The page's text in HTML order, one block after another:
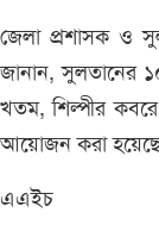
জেলা প্রশাসক ও
জানান, সুলতানের
খতম, শিল্পীর কবরে
আয়োজন করা
এএইচ